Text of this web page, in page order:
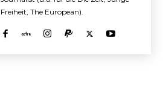
Freiheit, The European).